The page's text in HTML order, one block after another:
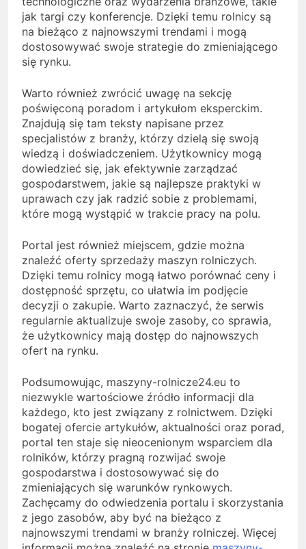
jak targi czy konferencje. Dzięki temu rolnicy są
na bieżąco z najnowszymi trendami i mogą
dostosowywać swoje strategie do zmieniającego
się rynku.
Warto również zwrócić uwagę na sekcję
poświęconą poradom i artykułom eksperckim.
Znajdują się tam teksty napisane przez
specjalistów z branży, którzy dzielą się swoją
wiedzą i doświadczeniem. Użytkownicy mogą
dowiedzieć się, jak efektywnie zarządzać
gospodarstwem, jakie są najlepsze praktyki w
uprawach czy jak radzić sobie z problemami,
które mogą wystąpić w trakcie pracy na polu.
Portal jest również miejscem, gdzie można
znaleźć oferty sprzedaży maszyn rolniczych.
Dzięki temu rolnicy mogą łatwo porównać ceny i
dostępność sprzętu, co ułatwia im podjęcie
decyzji o zakupie. Warto zaznaczyć, że serwis
regularnie aktualizuje swoje zasoby, co sprawia,
że użytkownicy mają dostęp do najnowszych
ofert na rynku.
Podsumowując, maszyny-rolnicze24.eu to
niezwykle wartościowe źródło informacji dla
każdego, kto jest związany z rolnictwem. Dzięki
bogatej ofercie artykułów, aktualności oraz porad,
portal ten staje się nieocenionym wsparciem dla
rolników, którzy pragną rozwijać swoje
gospodarstwa i dostosowywać się do
zmieniających się warunków rynkowych.
Zachęcamy do odwiedzenia portalu i skorzystania
z jego zasobów, aby być na bieżąco z
najnowszymi trendami w branży rolniczej. Więcej